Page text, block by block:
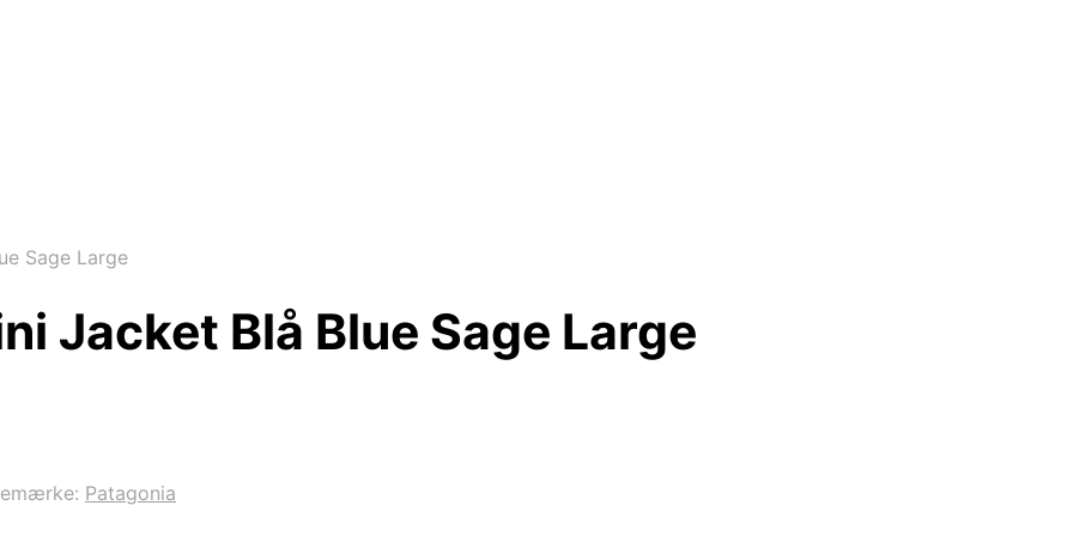
Sage Large
Jacket Blå Blue Sage Large
Patagonia